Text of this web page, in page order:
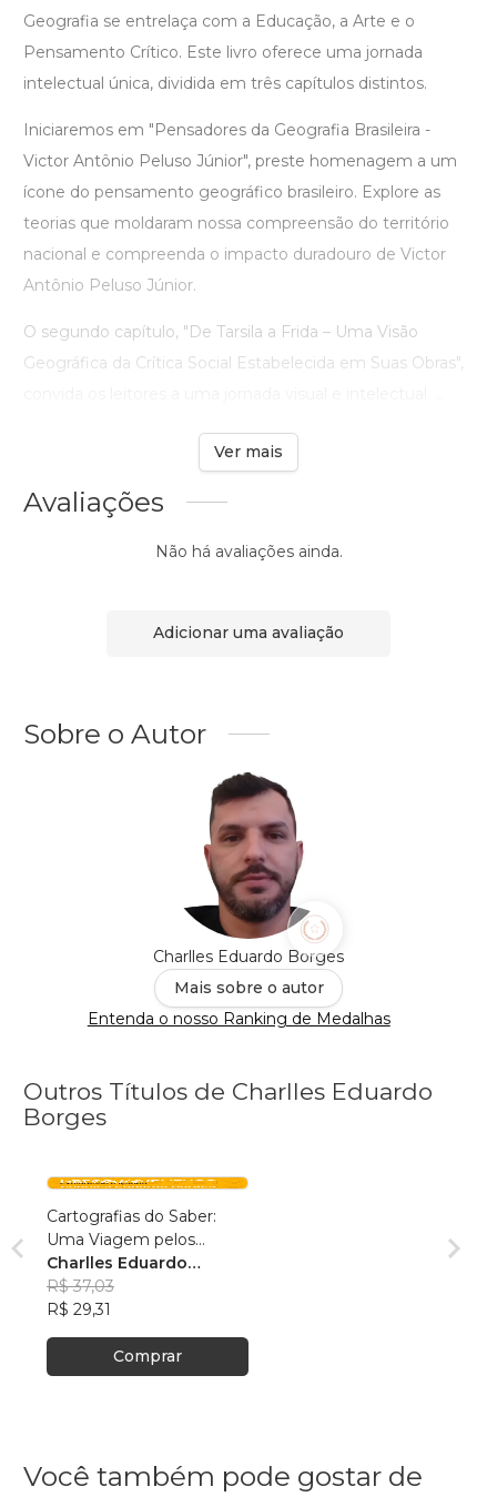
Geografia se entrelaça com a Educação, a Arte e o
Pensamento Crítico. Este livro oferece uma jornada
intelectual única, dividida em três capítulos distintos.
Iniciaremos em "Pensadores da Geografia Brasileira -
Victor Antônio Peluso Júnior", preste homenagem a um
ícone do pensamento geográfico brasileiro. Explore as
teorias que moldaram nossa compreensão do território
nacional e compreenda o impacto duradouro de Victor
Antônio Peluso Júnior.
O segundo capítulo, "De Tarsila a Frida – Uma Visão
Geográfica da Crítica Social Estabelecida em Suas Obras",
Ver mais
Avaliações
Não há avaliações ainda.
Adicionar uma avaliação
Sobre o Autor
Charlles Eduardo Borges
Mais sobre o autor
Entenda o nosso Ranking de Medalhas
Outros Títulos de Charlles Eduardo
Borges
Cartografias do Saber:
Uma Viagem pelos
Trabalhos Acadêmicos
em Geografia - VOLUME
1
Charlles Eduardo
Borges
R$ 37,03
R$ 29,31
Comprar
Você também pode gostar de